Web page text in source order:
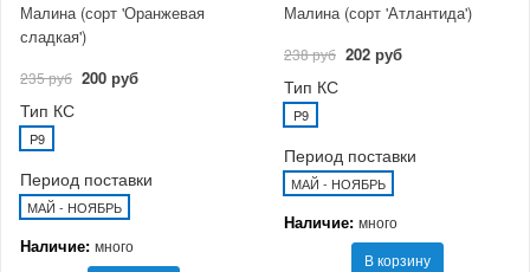
Малина (сорт 'Оранжевая
сладкая')
235 руб 200 руб
Тип КС
P9
Период поставки
МАЙ - НОЯБРЬ
Наличие: много
Малина (сорт 'Атлантида')
238 руб 202 руб
Тип КС
P9
Период поставки
МАЙ - НОЯБРЬ
Наличие: много
В корзину